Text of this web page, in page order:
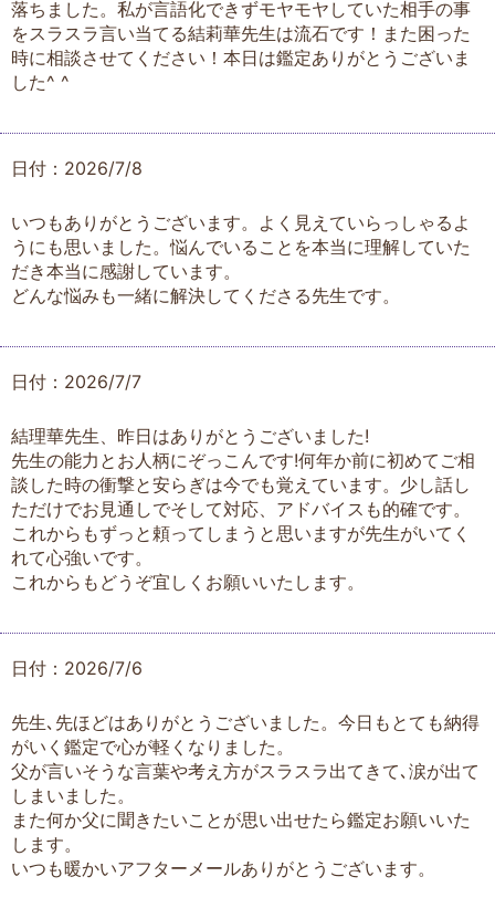
落ちました。私が言語化できずモヤモヤしていた相手の事
をスラスラ言い当てる結莉華先生は流石です！また困った
時に相談させてください！本日は鑑定ありがとうございま
した^ ^
日付：2026/7/8
いつもありがとうございます。よく見えていらっしゃるよ
うにも思いました。悩んでいることを本当に理解していた
だき本当に感謝しています。
どんな悩みも一緒に解決してくださる先生です。
日付：2026/7/7
結理華先生、昨日はありがとうございました!
先生の能力とお人柄にぞっこんです!何年か前に初めてご相
談した時の衝撃と安らぎは今でも覚えています。少し話し
ただけでお見通しでそして対応、アドバイスも的確です。
これからもずっと頼ってしまうと思いますが先生がいてく
れて心強いです。
これからもどうぞ宜しくお願いいたします。
日付：2026/7/6
先生､先ほどはありがとうございました。今日もとても納得
がいく鑑定で心が軽くなりました。
父が言いそうな言葉や考え方がスラスラ出てきて､涙が出て
しまいました。
また何か父に聞きたいことが思い出せたら鑑定お願いいた
します。
いつも暖かいアフターメールありがとうございます。